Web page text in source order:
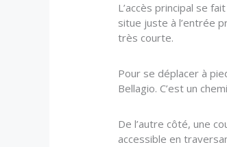
L’accès principal se
situe juste à l’entrée
très courte.
Pour se déplacer à
Bellagio. C’est un
De l’autre côté, une
accessible en